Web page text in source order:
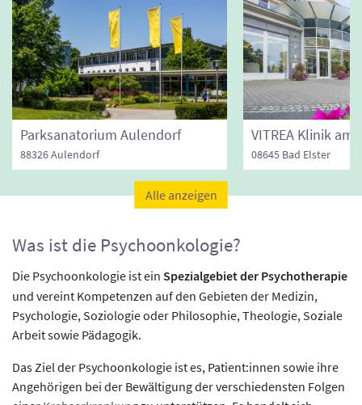
Parksanatorium Aulendorf
88326 Aulendorf 08645 Bad Elster
Alle anzeigen
Was ist die Psychoonkologie?
Die Psychoonkologie ist ein Spezialgebiet der Psychotherapie
und vereint Kompetenzen auf den Gebieten der Medizin,
Psychologie, Soziologie oder Philosophie, Theologie, Soziale
Arbeit sowie Pädagogik.
Das Ziel der Psychoonkologie ist es, Patient:innen sowie ihre
Angehörigen bei der Bewältigung der verschiedensten Folgen